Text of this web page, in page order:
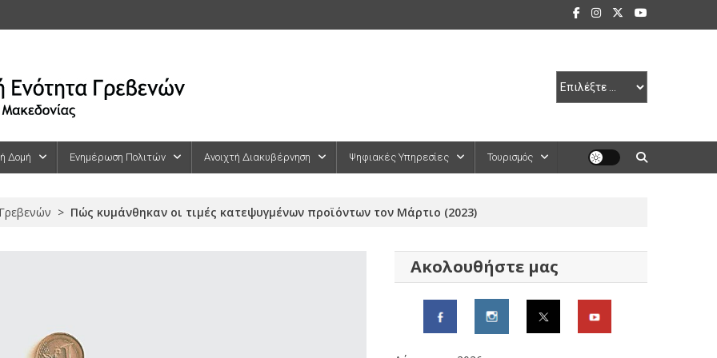
Δομή Ενημέρωση Πολιτών Ανοιχτή Διακυβέρνηση Ψηφιακές Υπηρεσίες Τουρισμός
> Πώς κυμάνθηκαν οι τιμές κατεψυγμένων προϊόντων τον Μάρτιο (2023)
Ακολουθήστε μας